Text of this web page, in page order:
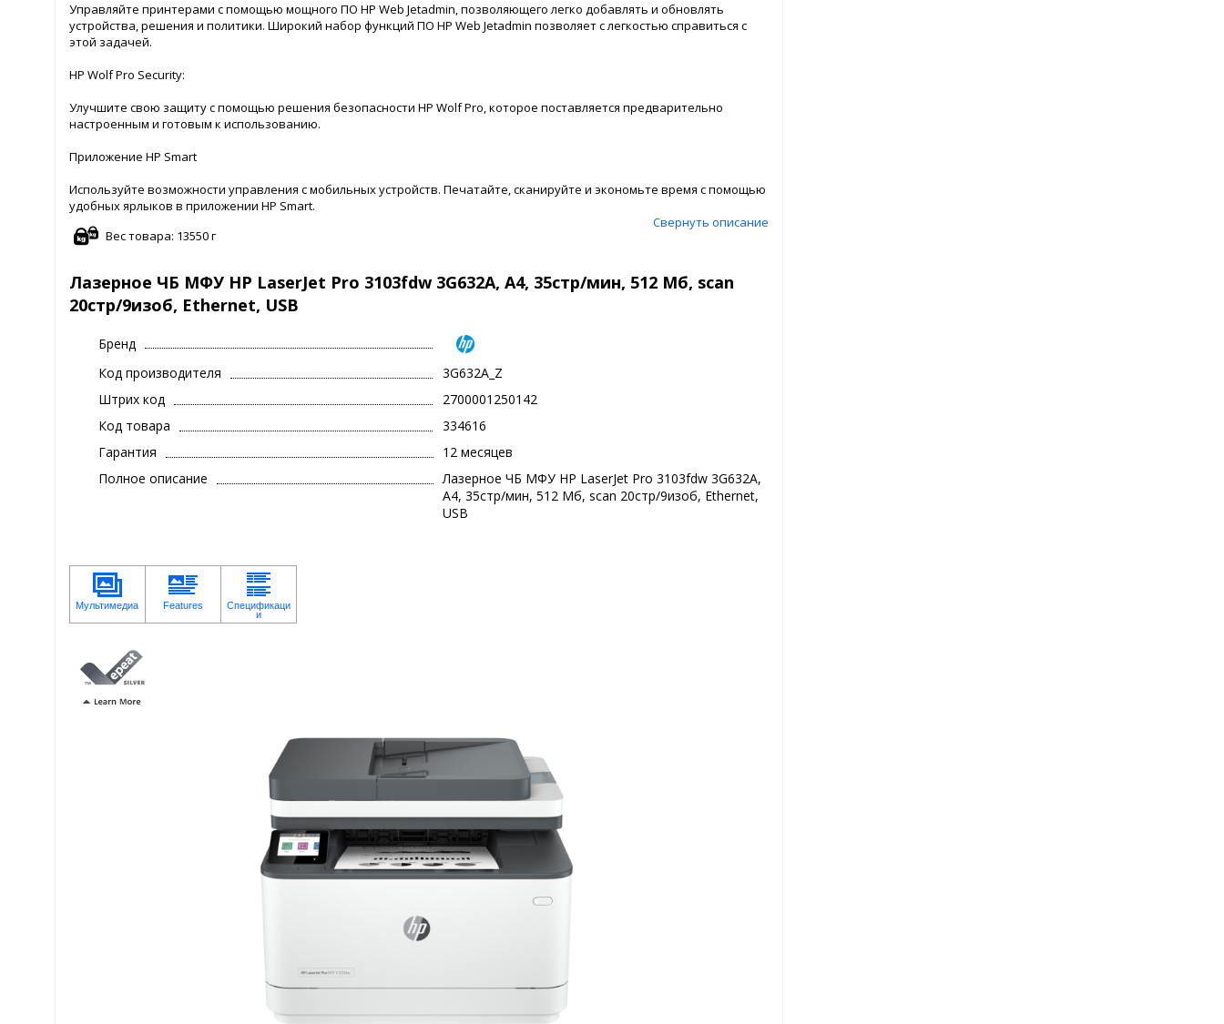
Управляйте принтерами с помощью мощного ПО HP Web Jetadmin, позволяющего легко добавлять и обновлять
устройства, решения и политики. Широкий набор функций ПО HP Web Jetadmin позволяет с легкостью справиться с
этой задачей.
HP Wolf Pro Security:
Улучшите свою защиту с помощью решения безопасности HP Wolf Pro, которое поставляется предварительно
настроенным и готовым к использованию.
Приложение HP Smart
Используйте возможности управления с мобильных устройств. Печатайте, сканируйте и экономьте время с помощью
удобных ярлыков в приложении HP Smart.
Свернуть описание
Вес товара: 13550 г
Лазерное ЧБ МФУ HP LaserJet Pro 3103fdw 3G632A, А4, 35стр/мин, 512 Мб, scan
20стр/9изоб, Ethernet, USB
Бренд
Код производителя
3G632A_Z
Штрих код
2700001250142
Код товара
334616
Гарантия
12 месяцев
Полное описание
Лазерное ЧБ МФУ HP LaserJet Pro 3103fdw 3G632A,
А4, 35стр/мин, 512 Мб, scan 20стр/9изоб, Ethernet,
USB